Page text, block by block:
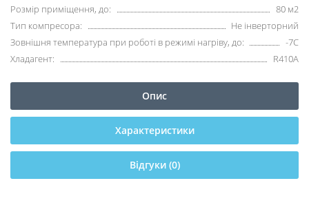
Розмір приміщення, до:
80 м2
Тип компресора:
Не інверторний
Зовнішня температура при роботі в режимі нагріву, до:
-7С
Хладагент:
R410А
Опис
Характеристики
Відгуки (0)